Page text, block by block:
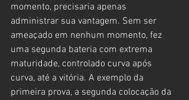
momento, precisaria apenas
administrar sua vantagem. Sem ser
ameaçado em nenhum momento, fez
uma segunda bateria com extrema
maturidade, controlado curva após
curva, até a vitória. A exemplo da
primeira prova, a segunda colocação da